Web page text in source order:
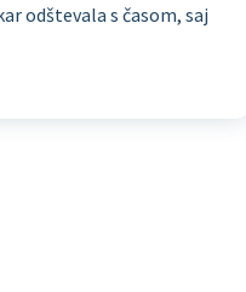
odštevala s časom, saj